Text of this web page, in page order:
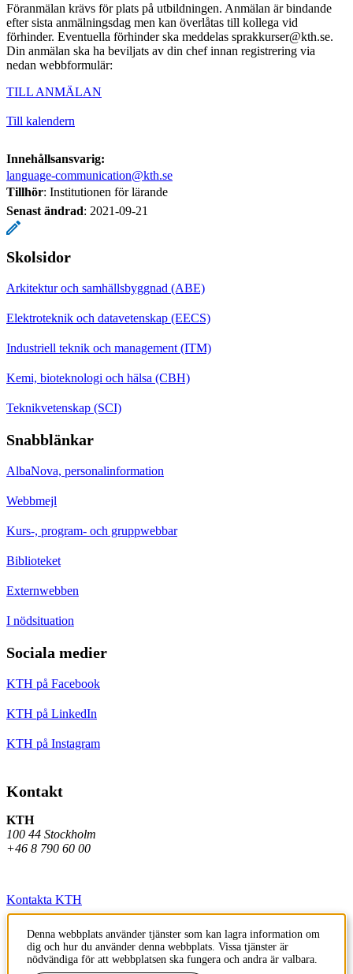
Föranmälan krävs för plats på utbildningen. Anmälan är bindande
efter sista anmälningsdag men kan överlåtas till kollega vid
förhinder. Eventuella förhinder ska meddelas sprakkurser@kth.se.
Din anmälan ska ha beviljats av din chef innan registrering via
nedan webbformulär:
TILL ANMÄLAN
Till kalendern
Innehållsansvarig:
language-communication@kth.se
Tillhör: Institutionen för lärande
Senast ändrad: 2021-09-21
Skolsidor
Arkitektur och samhällsbyggnad (ABE)
Elektroteknik och datavetenskap (EECS)
Industriell teknik och management (ITM)
Kemi, bioteknologi och hälsa (CBH)
Teknikvetenskap (SCI)
Snabblänkar
AlbaNova, personalinformation
Webbmejl
Kurs-, program- och gruppwebbar
Biblioteket
Externwebben
I nödsituation
Sociala medier
KTH på Facebook
KTH på LinkedIn
KTH på Instagram
Kontakt
KTH
100 44 Stockholm
+46 8 790 60 00
Kontakta KTH
Jobba på KTH
Press och media
Denna webbplats använder tjänster som kan lagra information om
dig och hur du använder denna webbplats. Vissa tjänster är
nödvändiga för att webbplatsen ska fungera och andra är valbara.